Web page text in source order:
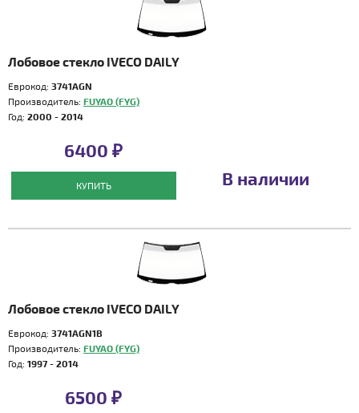
Лобовое стекло IVECO DAILY
Еврокод: 3741AGN
Производитель: FUYAO (FYG)
Год: 2000 - 2014
6400 ₽
КУПИТЬ В наличии
Лобовое стекло IVECO DAILY
Еврокод: 3741AGN1B
Производитель: FUYAO (FYG)
Год: 1997 - 2014
6500 ₽